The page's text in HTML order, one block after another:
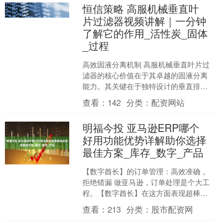
恒信策略 高服机械垂直叶
片过滤器视频讲解｜一分钟
了解它的作用_活性炭_固体
_过程
高效固液分离机制 高服机械垂直叶片过
滤器的核心价值在于其卓越的固液分离
能力。其关键在于独特设计的垂直排列
滤叶片，提供了巨大的有效过滤面积，
并在密闭腔体内形成稳定....
查看： 142 分类：配资网站
明福今投 亚马逊ERP哪个
好用功能优势详解助你选择
最佳方案_库存_数字_产品
【数字酋长】的订单管理：高效准确，
拒绝错漏 做亚马逊，订单处理是个大工
程。【数字酋长】在这方面表现超棒。
它能自动抓取来自亚马逊等多平台的订
单，不用咱们手动一个个....
查看：213 分类： 股市配资网